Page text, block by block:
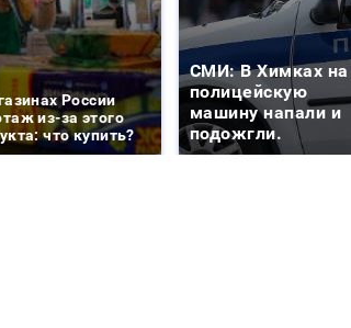
России
из-за этого
что купить?
СМИ: В Химках на
полицейскую
машину напали и
подожгли.